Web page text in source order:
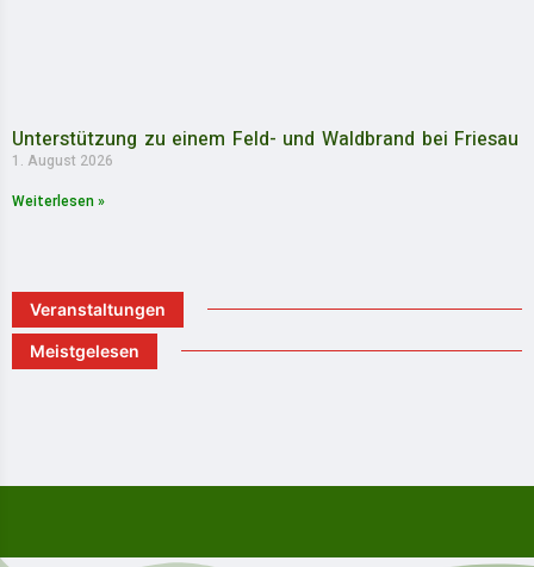
Unterstützung zu einem Feld- und Waldbrand bei Friesau
1. August 2026
Weiterlesen »
Veranstaltungen
Meistgelesen